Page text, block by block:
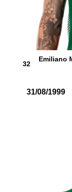
32
Emiliano
31/08/1999